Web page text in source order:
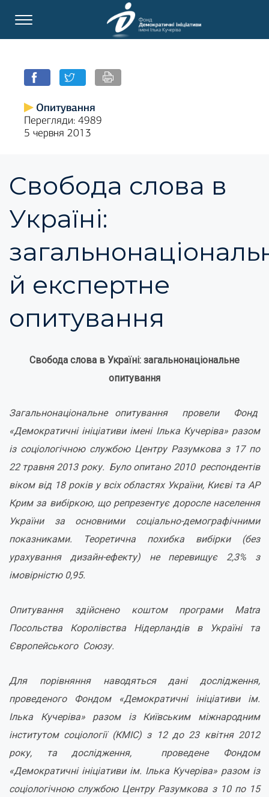
Опитування
Перегляди: 4989
5 червня 2013
Свобода слова в
Україні:
й експертне
опитування
Свобода слова в Україні: загальнонаціональне
опитування
Загальнонаціональне опитування провели Фонд
«Демократичні ініціативи імені Ілька Кучеріва» разом
із соціологічною службою Центру Разумкова з 17 по
22 травня 2013 року. Було опитано 2010 респондентів
віком від 18 років у всіх областях України, Києві та АР
Крим за вибіркою, що репрезентує доросле населення
України за основними соціально-демографічними
показниками. Теоретична похибка вибірки (без
урахування дизайн-ефекту) не перевищує 2,3% з
імовірністю 0,95.
Опитування здійснено коштом програми Matra
Посольства Королівства Нідерландів в Україні та
Європейського Союзу.
Для порівняння наводяться дані дослідження,
проведеного Фондом «Демократичні ініціативи ім.
Ілька Кучеріва» разом із Київським міжнародним
інститутом соціології (КМІС) з 12 до 23 квітня 2012
року, тадослідження, проведене Фондом
«Демократичні ініціативи ім. Ілька Кучеріва» разом із
соціологічною службою Центру Разумкова з 10 по 15